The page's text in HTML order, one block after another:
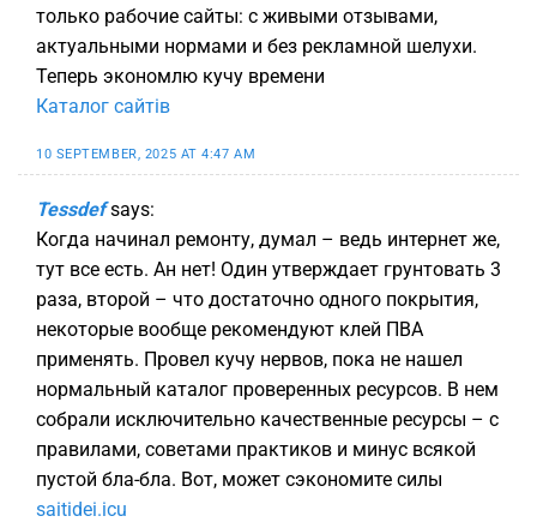
только рабочие сайты: с живыми отзывами,
актуальными нормами и без рекламной шелухи.
Теперь экономлю кучу времени
Каталог сайтів
10 SEPTEMBER, 2025 AT 4:47 AM
Tessdef says:
Когда начинал ремонту, думал – ведь интернет же,
тут все есть. Ан нет! Один утверждает грунтовать 3
раза, второй – что достаточно одного покрытия,
некоторые вообще рекомендуют клей ПВА
применять. Провел кучу нервов, пока не нашел
нормальный каталог проверенных ресурсов. В нем
собрали исключительно качественные ресурсы – с
правилами, советами практиков и минус всякой
пустой бла-бла. Вот, может сэкономите силы
saitidei.icu